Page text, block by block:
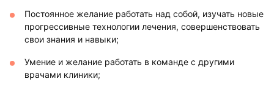
Постоянное желание работать над собой, изучать новые
прогрессивные технологии лечения, совершенствовать
свои знания и навыки;
Умение и желание работать в команде с другими
врачами клиники;